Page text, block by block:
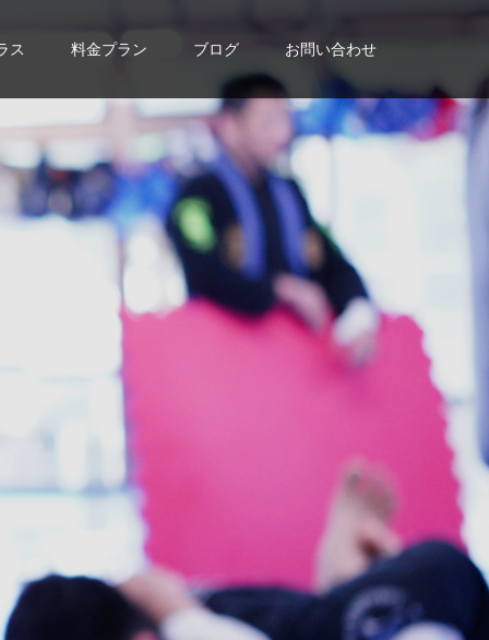
ス 料金プラン ブログ お問い合わせ